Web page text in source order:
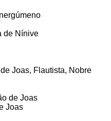
de Nínive
Joas, Flautista, Nobre
de Joas
Joas